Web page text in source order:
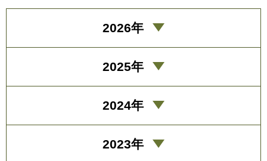
2026年
2025年
2024年
2023年